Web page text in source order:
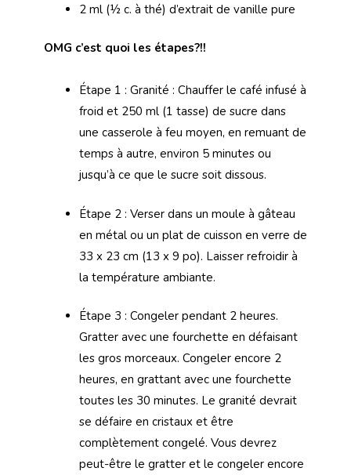
2 ml (½ c. à thé) d’extrait de vanille pure
OMG c’est quoi les étapes?!!
Étape 1 : Granité : Chauffer le café infusé à
froid et 250 ml (1 tasse) de sucre dans
une casserole à feu moyen, en remuant de
temps à autre, environ 5 minutes ou
jusqu’à ce que le sucre soit dissous.
Étape 2 : Verser dans un moule à gâteau
en métal ou un plat de cuisson en verre de
33 x 23 cm (13 x 9 po). Laisser refroidir à
la température ambiante.
Étape 3 : Congeler pendant 2 heures.
Gratter avec une fourchette en défaisant
les gros morceaux. Congeler encore 2
heures, en grattant avec une fourchette
toutes les 30 minutes. Le granité devrait
se défaire en cristaux et être
complètement congelé. Vous devrez
peut-être le gratter et le congeler encore